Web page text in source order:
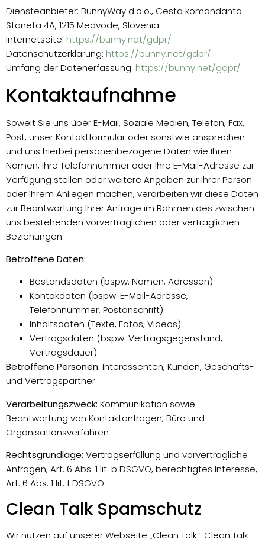
Diensteanbieter: BunnyWay d.o.o., Cesta komandanta
Staneta 4A, 1215 Medvode, Slovenia
Internetseite: https://bunny.net/gdpr/
Datenschutzerklärung: https://bunny.net/gdpr/
Umfang der Datenerfassung: https://bunny.net/gdpr/
Kontaktaufnahme
Soweit Sie uns über E-Mail, Soziale Medien, Telefon, Fax,
Post, unser Kontaktformular oder sonstwie ansprechen
und uns hierbei personenbezogene Daten wie Ihren
Namen, Ihre Telefonnummer oder Ihre E-Mail-Adresse zur
Verfügung stellen oder weitere Angaben zur Ihrer Person
oder Ihrem Anliegen machen, verarbeiten wir diese Daten
zur Beantwortung Ihrer Anfrage im Rahmen des zwischen
uns bestehenden vorvertraglichen oder vertraglichen
Beziehungen.
Betroffene Daten:
Bestandsdaten (bspw. Namen, Adressen)
Kontakdaten (bspw. E-Mail-Adresse,
Telefonnummer, Postanschrift)
Inhaltsdaten (Texte, Fotos, Videos)
Vertragsdaten (bspw. Vertragsgegenstand,
Vertragsdauer)
Betroffene Personen: Interessenten, Kunden, Geschäfts-
und Vertragspartner
Verarbeitungszweck: Kommunikation sowie
Beantwortung von Kontaktanfragen, Büro und
Organisationsverfahren
Rechtsgrundlage: Vertragserfüllung und vorvertragliche
Anfragen, Art. 6 Abs. 1 lit. b DSGVO, berechtigtes Interesse,
Art. 6 Abs. 1 lit. f DSGVO
Clean Talk Spamschutz
Wir nutzen auf unserer Webseite „Clean Talk“. Clean Talk